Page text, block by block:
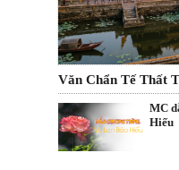
Văn Chẩn Tế Thất
MC
Hiếu